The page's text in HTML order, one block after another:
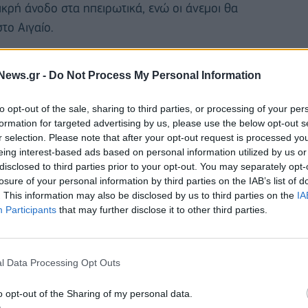
- Do Not Process My Personal Information
opt-out of the sale, sharing to third parties, or processing of your
for targeted advertising by us, please use the below opt-out
selection. Please note that after your opt-out request is processed
interest-based ads based on personal information utilized by us
to third parties prior to your opt-out. You may separately
of your personal information by third parties on the IAB’s list of
This information may also be disclosed by us to third parties on the
Participants that may further disclose it to other third parties.
Data Processing Opt Outs
opt-out of the Sharing of my personal data.
άνοδο στα ηπειρωτικά, ενώ οι άνεμοι θα
Αιγαίο.
θα είναι εύκολη υπόθεση στα νησιά του Αιγαίου,
Κόλπου, καθώς επίσης και στον Θερμαϊκό
ηπειρωτικές περιοχές η χαμηλή ένταση του
ιδιαίτερα τις πρωινές ώρες.
τοπικές βροχές μέχρι το μεσημέρι. Στην
απόγευμα και πιθανότητα πρόσκαιρων